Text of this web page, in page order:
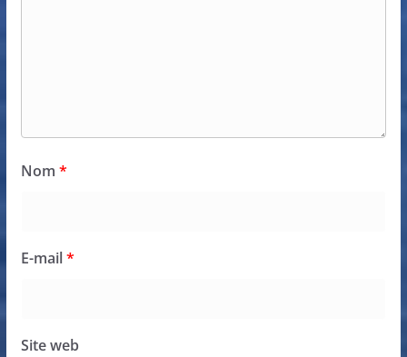
Nom *
E-mail*
Site web